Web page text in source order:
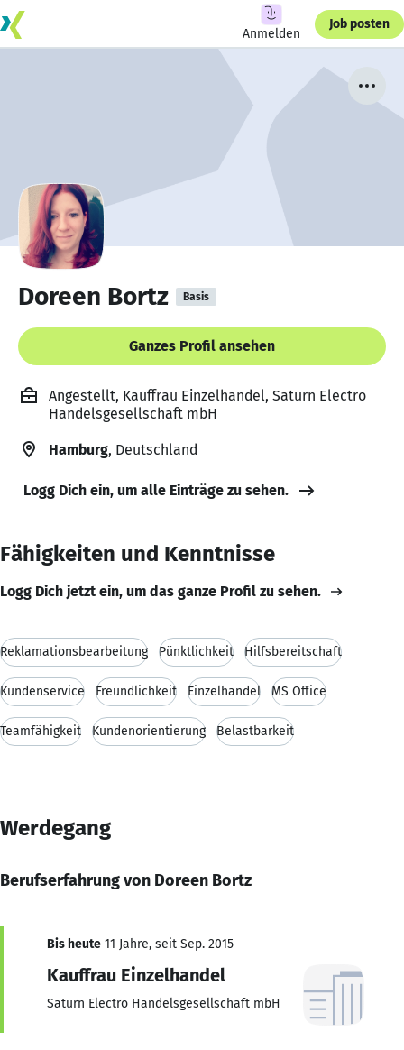
Anmelden
Job posten
Doreen Bortz Basis
Ganzes Profil ansehen
Angestellt, Kauffrau Einzelhandel, Saturn Electro
Handelsgesellschaft mbH
Hamburg, Deutschland
Logg Dich ein, um alle Einträge zu sehen.
Fähigkeiten und Kenntnisse
Logg Dich jetzt ein, um das ganze Profil zu sehen.
Reklamationsbearbeitung Pünktlichkeit Hilfsbereitschaft
Kundenservice Freundlichkeit Einzelhandel MS Office
Teamfähigkeit Kundenorientierung Belastbarkeit
Werdegang
Berufserfahrung von Doreen Bortz
Bis heute 11 Jahre, seit Sep. 2015
Kauffrau Einzelhandel
Saturn Electro Handelsgesellschaft mbH